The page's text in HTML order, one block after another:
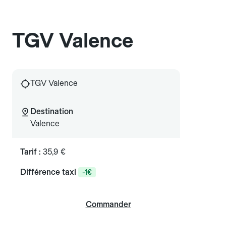
TGV Valence
TGV Valence
Destination
Valence
Tarif : 35,9 €
Différence taxi -1€
Commander